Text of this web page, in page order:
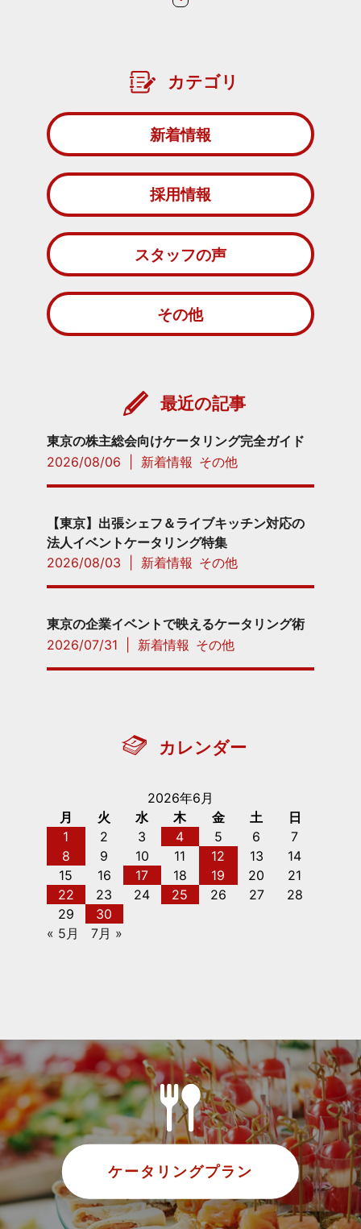
カテゴリ
新着情報
採用情報
スタッフの声
その他
最近の記事
東京の株主総会向けケータリング完全ガイド
2026/08/06
新着情報 その他
【東京】出張シェフ＆ライブキッチン対応の
法人イベントケータリング特集
2026/08/03
新着情報 その他
東京の企業イベントで映えるケータリング術
2026/07/31
新着情報 その他
カレンダー
2026年6月
月
火 水 木 金 土
日
1
2 3 4 5 6
7
8
9 10 11 12 13
14
15
16 17 18 19 20
21
22
23 24 25 26 27
28
29
30
« 5月
7月 »
ケータリングプラン